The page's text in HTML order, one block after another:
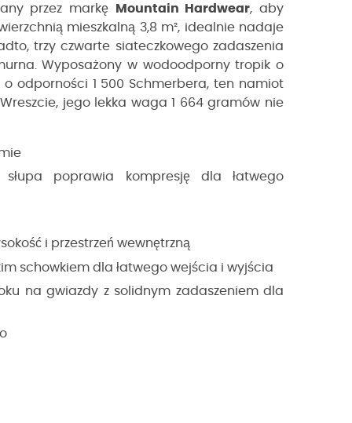
przez markę Mountain Hardwear, aby
mieszkalną 3,8 m², idealnie nadaje
trzy czwarte siateczkowego zadaszenia
Wyposażony w wodoodporny tropik o
odporności 1 500 Schmerbera, ten namiot
jego lekka waga 1 664 gramów nie
poprawia kompresję dla łatwego
i przestrzeń wewnętrzną
schowkiem dla łatwego wejścia i wyjścia
na gwiazdy z solidnym zadaszeniem dla